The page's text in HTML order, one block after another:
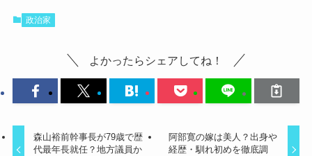
政治家
よかったらシェアしてね！
森山裕前幹事長が79歳で歴
代最年長就任？地方議員か
阿部寛の嫁は美人？出身や
経歴・馴れ初めを徹底調